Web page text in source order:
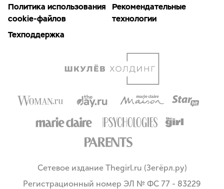
Политика использования
cookie-файлов
Рекомендательные
технологии
Техподдержка
Сетевое издание Thegirl.ru (Зегёрл.ру)
Регистрационный номер ЭЛ № ФС 77 - 83229